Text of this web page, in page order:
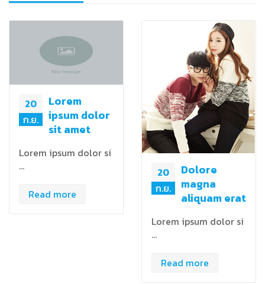
20
ก.ย.
Lorem
ipsum dolor
sit amet
Lorem ipsum dolor si
…
Read more
20
ก.ย.
Dolore
magna
aliquam erat
Lorem ipsum dolor si
…
Read more